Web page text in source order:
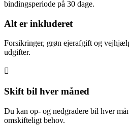
bindingsperiode på 30 dage.
Alt er inkluderet
Forsikringer, grøn ejerafgift og
udgifter.
Skift bil hver måned
Du kan op- og nedgradere bil hver
omskifteligt behov.